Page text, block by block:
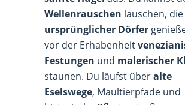
Wellenrauschen lauschen,
ursprünglicher Dörfer
vor der Erhabenheit
Festungen und malerischer
staunen. Du läufst überalte
Eselswege, Maultierpfade und